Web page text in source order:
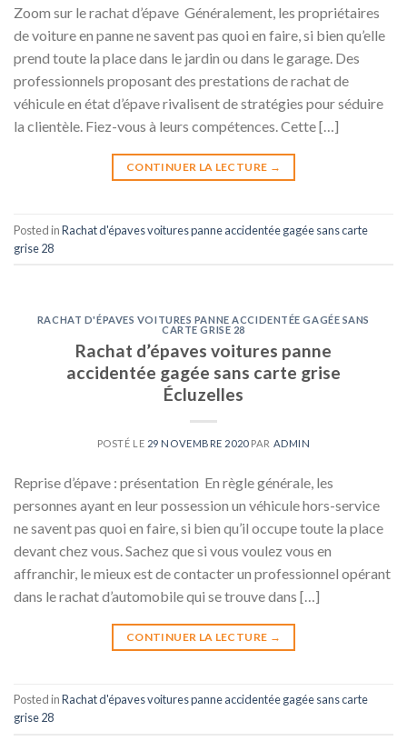
Zoom sur le rachat d’épave Généralement, les propriétaires
de voiture en panne ne savent pas quoi en faire, si bien qu’elle
prend toute la place dans le jardin ou dans le garage. Des
professionnels proposant des prestations de rachat de
véhicule en état d’épave rivalisent de stratégies pour séduire
la clientèle. Fiez-vous à leurs compétences. Cette […]
CONTINUER LA LECTURE →
Posted inRachat d'épaves voitures panne accidentée gagée sans carte
grise 28
RACHAT D'ÉPAVES VOITURES PANNE ACCIDENTÉE GAGÉE SANS
CARTE GRISE 28
Rachat d’épaves voitures panne
accidentée gagée sans carte grise
Écluzelles
POSTÉ LE 29 NOVEMBRE 2020PAR ADMIN
Reprise d’épave : présentation En règle générale, les
personnes ayant en leur possession un véhicule hors-service
ne savent pas quoi en faire, si bien qu’il occupe toute la place
devant chez vous. Sachez que si vous voulez vous en
affranchir, le mieux est de contacter un professionnel opérant
dans le rachat d’automobile qui se trouve dans […]
CONTINUER LA LECTURE →
Posted inRachat d'épaves voitures panne accidentée gagée sans carte
grise 28